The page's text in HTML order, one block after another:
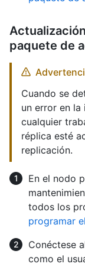
paquete de
Cuando se
un error en la
cualquier
réplica esté
replicación.
En el nodo
todos los
programar
Conéctese
como el